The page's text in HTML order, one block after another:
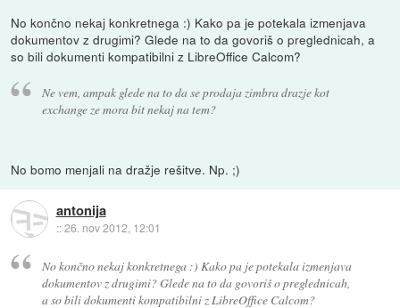
No končno nekaj konkretnega :) Kako pa je potekala izmenjava
dokumentov z drugimi? Glede na to da govoriš o preglednicah, a
so bili dokumenti kompatibilni z LibreOffice Calcom?
Ne vem, ampak glede na to da se prodaja zimbra drazje kot
exchange ze mora bit nekaj na tem?
No bomo menjali na dražje rešitve. Np. ;)
antonija
::26. nov 2012, 12:01
No končno nekaj konkretnega :) Kako pa je potekala izmenjava
dokumentov z drugimi? Glede na to da govoriš o preglednicah,
a so bili dokumenti kompatibilni z LibreOffice Calcom?